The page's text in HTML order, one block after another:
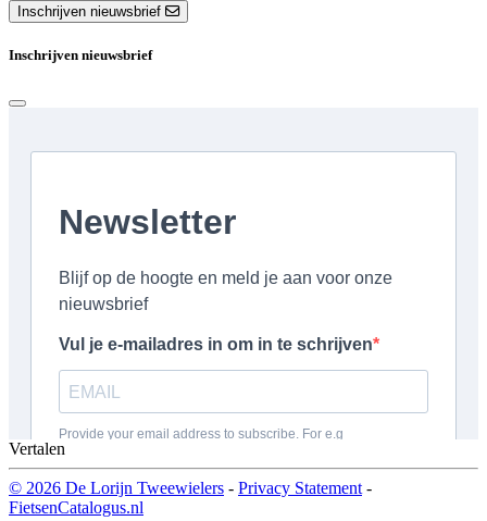
Inschrijven nieuwsbrief
Inschrijven nieuwsbrief
Vertalen
© 2026 De Lorijn Tweewielers - Privacy Statement -
FietsenCatalogus.nl